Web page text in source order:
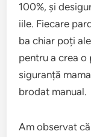
100%, și
iile. Fiecare
ba chiar poți
pentru a crea o
siguranță
brodat manual.
Am observat